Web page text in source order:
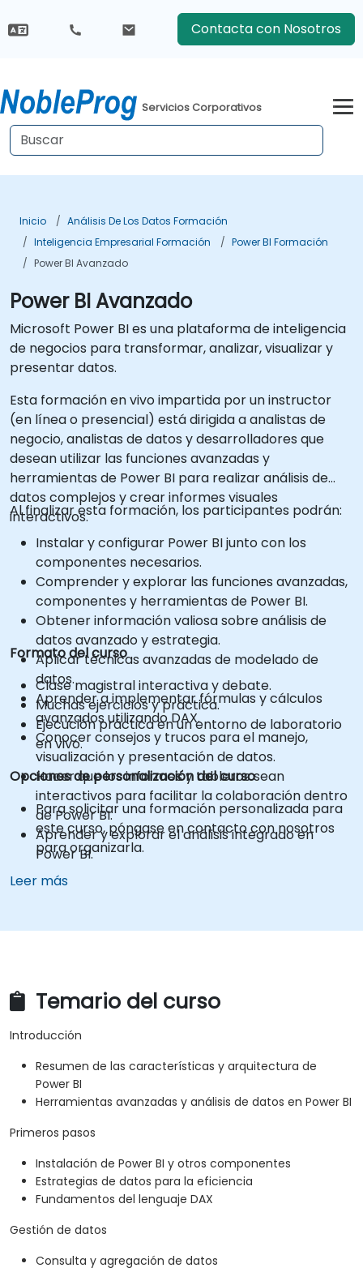
Contacta con Nosotros
Servicios Corporativos
Inicio
Análisis De Los Datos Formación
Inteligencia Empresarial Formación
Power BI Formación
Power BI Avanzado
Power BI Avanzado
Microsoft Power BI es una plataforma de inteligencia
de negocios para transformar, analizar, visualizar y
presentar datos.
Esta formación en vivo impartida por un instructor
(en línea o presencial) está dirigida a analistas de
negocio, analistas de datos y desarrolladores que
desean utilizar las funciones avanzadas y
herramientas de Power BI para realizar análisis de
datos complejos y crear informes visuales
interactivos.
Al finalizar esta formación, los participantes podrán:
Instalar y configurar Power BI junto con los
componentes necesarios.
Comprender y explorar las funciones avanzadas,
componentes y herramientas de Power BI.
Obtener información valiosa sobre análisis de
datos avanzado y estrategia.
Aplicar técnicas avanzadas de modelado de
datos.
Aprender a implementar fórmulas y cálculos
avanzados utilizando DAX.
Conocer consejos y trucos para el manejo,
visualización y presentación de datos.
Hacer que los informes y tableros sean
interactivos para facilitar la colaboración dentro
de Power BI.
Aprender y explorar el análisis integrado en
Power BI.
Formato del curso
Clase magistral interactiva y debate.
Muchas ejercicios y práctica.
Ejecución práctica en un entorno de laboratorio
en vivo.
Opciones de personalización del curso
Para solicitar una formación personalizada para
este curso, póngase en contacto con nosotros
para organizarla.
Leer más
Temario del curso
Introducción
Resumen de las características y arquitectura de
Power BI
Herramientas avanzadas y análisis de datos en Power BI
Primeros pasos
Instalación de Power BI y otros componentes
Estrategias de datos para la eficiencia
Fundamentos del lenguaje DAX
Gestión de datos
Consulta y agregación de datos